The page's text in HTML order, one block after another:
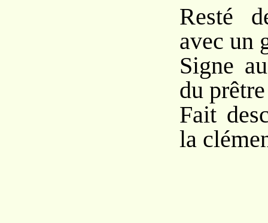
Resté
avec un
Signe
du
Fait
la